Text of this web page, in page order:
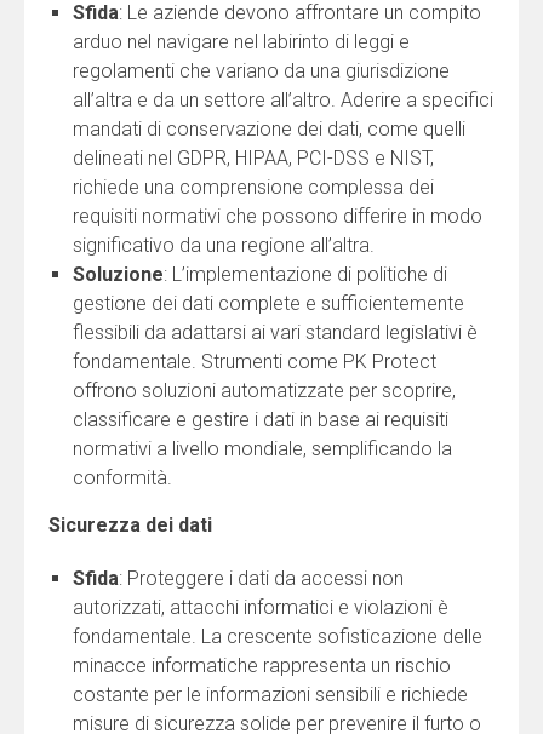
Sfida: Le aziende devono affrontare un compito
arduo nel navigare nel labirinto di leggi e
regolamenti che variano da una giurisdizione
all’altra e da un settore all’altro. Aderire a specifici
mandati di conservazione dei dati, come quelli
delineati nel GDPR, HIPAA, PCI-DSS e NIST,
richiede una comprensione complessa dei
requisiti normativi che possono differire in modo
significativo da una regione all’altra.
Soluzione: L’implementazione di politiche di
gestione dei dati complete e sufficientemente
flessibili da adattarsi ai vari standard legislativi è
fondamentale. Strumenti come PK Protect
offrono soluzioni automatizzate per scoprire,
classificare e gestire i dati in base ai requisiti
normativi a livello mondiale, semplificando la
conformità.
Sicurezza dei dati
Sfida: Proteggere i dati da accessi non
autorizzati, attacchi informatici e violazioni è
fondamentale. La crescente sofisticazione delle
minacce informatiche rappresenta un rischio
costante per le informazioni sensibili e richiede
misure di sicurezza solide per prevenire il furto o